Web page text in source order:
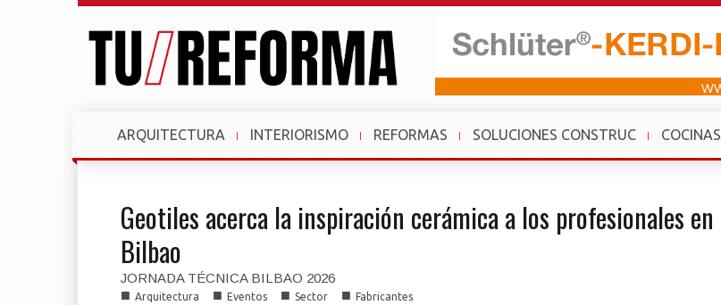
ARQUITECTURA INTERIORISMO REFORMAS SOLUCIONES CONSTRUC COCINAS
Geotiles acerca la inspiración cerámica a los profesionales en
Bilbao
JORNADA TÉCNICA BILBAO 2026
■ Arquitectura ■ Eventos ■ Sector ■ Fabricantes